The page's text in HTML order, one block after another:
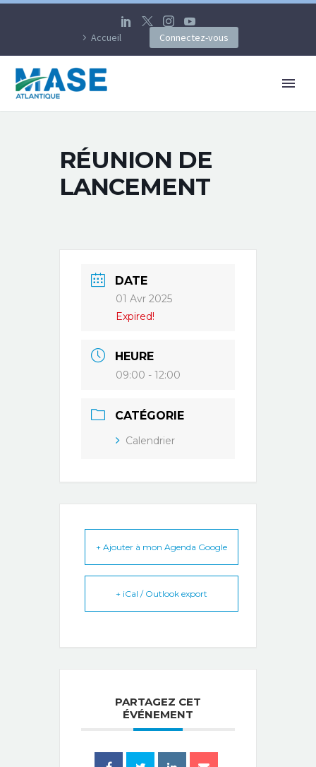
Accueil Connectez-vous
RÉUNION DE
LANCEMENT
DATE
01 Avr 2025
Expired!
HEURE
09:00 - 12:00
CATÉGORIE
Calendrier
+ Ajouter à mon Agenda Google
+ iCal / Outlook export
PARTAGEZ CET
ÉVÉNEMENT